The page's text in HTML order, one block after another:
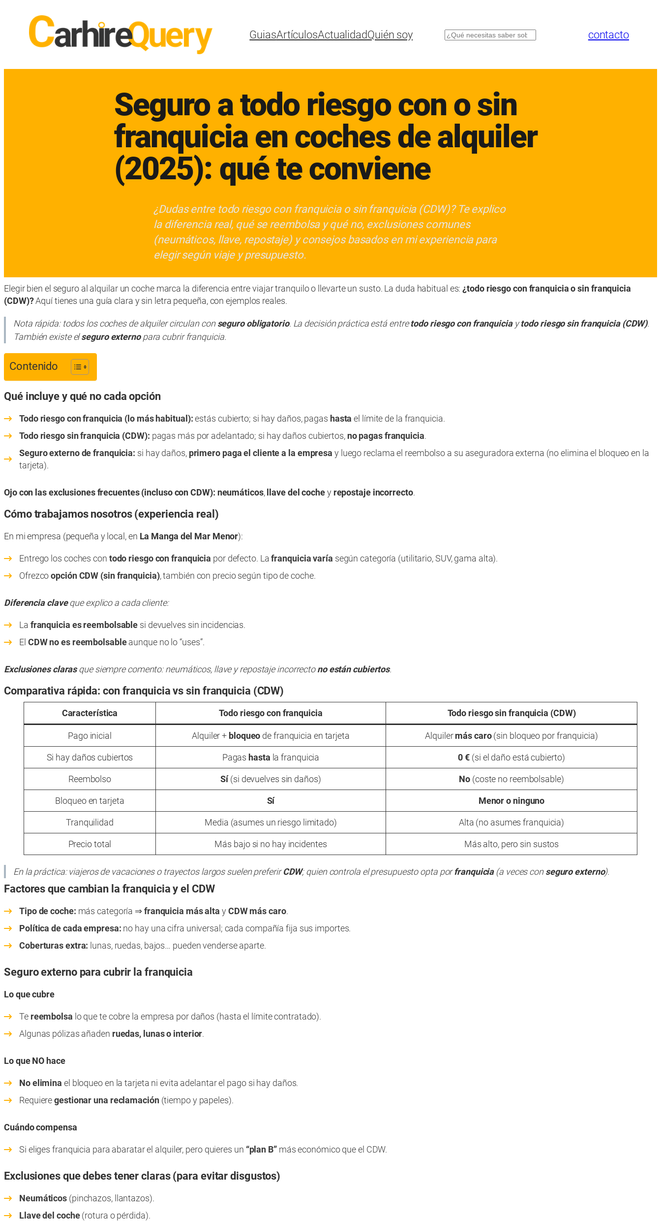
contenido
GuiasArtículosActualidadQuién soy Buscar contacto
Seguro a todo riesgo con o sin
franquicia en coches de alquiler
(2025): qué te conviene
¿Dudas entre todo riesgo con franquicia o sin franquicia (CDW)? Te explico
la diferencia real, qué se reembolsa y qué no, exclusiones comunes
(neumáticos, llave, repostaje) y consejos basados en mi experiencia para
elegir según viaje y presupuesto.
Elegir bien el seguro al alquilar un coche marca la diferencia entre viajar tranquilo o llevarte un susto. La duda habitual es:¿todo riesgo con franquicia o sin franquicia
(CDW)?Aquí tienes una guía clara y sin letra pequeña, con ejemplos reales.
Nota rápida: todos los coches de alquiler circulan conseguro obligatorio. La decisión práctica está entretodo riesgo con franquiciaytodo riesgo sin franquicia (CDW).
También existe elseguro externopara cubrir franquicia.
Contenido
Qué incluye y qué no cada opción
Todo riesgo con franquicia (lo más habitual):estás cubierto; si hay daños, pagas hasta el límite de la franquicia.
Todo riesgo sin franquicia (CDW): pagas más por adelantado; si hay daños cubiertos, no pagas franquicia.
Seguro externo de franquicia: si hay daños, primero paga el cliente a la empresa y luego reclama el reembolso a su aseguradora externa (no elimina el bloqueo en la
tarjeta).
Ojo con las exclusiones frecuentes (incluso con CDW): neumáticos, llave del cochey repostaje incorrecto.
Cómo trabajamos nosotros (experiencia real)
En mi empresa (pequeña y local, en La Manga del Mar Menor):
Entrego los coches con todo riesgo con franquicia por defecto. Lafranquicia varía según categoría (utilitario, SUV, gama alta).
Ofrezcoopción CDW (sin franquicia), también con precio según tipo de coche.
Diferencia claveque explico a cada cliente:
La franquicia es reembolsable si devuelves sin incidencias.
El CDW no es reembolsableaunque no lo “uses”.
Exclusiones clarasque siempre comento: neumáticos, llave y repostaje incorrectono están cubiertos.
Comparativa rápida: con franquicia vs sin franquicia (CDW)
Característica Todo riesgocon franquicia Todo riesgosin franquicia (CDW)
Pago inicial Alquiler + bloqueo de franquicia en tarjeta Alquilermás caro(sin bloqueo por franquicia)
Si hay daños cubiertos Pagas hasta la franquicia 0 € (si el daño está cubierto)
Reembolso Sí(si devuelves sin daños) No (coste no reembolsable)
Bloqueo en tarjeta Sí Menor o ninguno
Tranquilidad Media (asumes un riesgo limitado) Alta (no asumes franquicia)
Precio total Más bajo si no hay incidentes Más alto, pero sin sustos
En la práctica: viajeros de vacaciones o trayectos largos suelen preferirCDW; quien controla el presupuesto opta porfranquicia(a veces conseguro externo).
Factores que cambian la franquicia y el CDW
Tipo de coche: más categoría ⇒franquicia más alta yCDW más caro.
Política de cada empresa: no hay una cifra universal; cada compañía fija sus importes.
Coberturas extra: lunas, ruedas, bajos… pueden venderse aparte.
Seguro externo para cubrir la franquicia
Lo que cubre
Te reembolsa lo que te cobre la empresa por daños (hasta el límite contratado).
Algunas pólizas añaden ruedas, lunas o interior.
Lo que NO hace
No elimina el bloqueo en la tarjeta ni evita adelantar el pago si hay daños.
Requieregestionar una reclamación(tiempo y papeles).
Cuándo compensa
Si eliges franquicia para abaratar el alquiler, pero quieres un “plan B”más económico que el CDW.
Exclusiones que debes tener claras (para evitar disgustos)
Neumáticos (pinchazos, llantazos).
Llave del coche(rotura o pérdida).